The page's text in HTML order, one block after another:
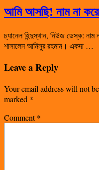
আমি আসছি! নাম না
চ্যানেল হিন্দুস্থান, নিউজ ডেস্ক: নাম
শাসালেন আনিসুর রহমান। একদা …
Leave a Reply
Your email address will not
marked *
Comment*